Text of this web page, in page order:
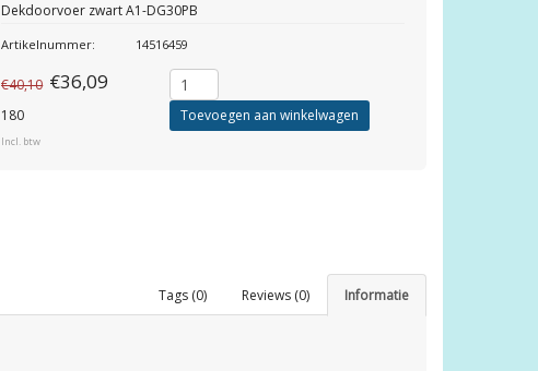
Dekdoorvoer zwart A1-DG30PB
Artikelnummer: 14516459
€40,10 €36,09
180
Incl. btw
Toevoegen aan winkelwagen
Informatie
Reviews (0)
Tags (0)